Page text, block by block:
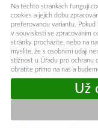
Paměťová karta
32GB Class 10 +
USB
229,-
Na těchto stránkách fungují
cookies a jejich dobu
preferovanou variantu.
v souvislosti se zpracováním
stránky procházíte, nebo na
myslíte, že s osobními údaji
stížnost u Úřadu pro ochranu
obrátíte přímo na nás a